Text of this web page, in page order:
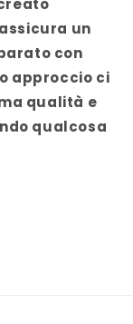
un
con
approccio ci
qualità e
qualcosa